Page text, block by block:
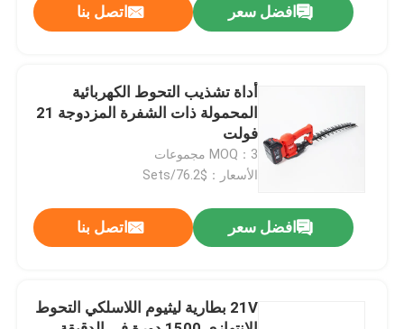
عرض المصنع
اطلب اقتباس
بالمنشار البنزين
افضل سعر اتصل بنا
أداة تشذيب التحوط الكهربائية
المحمولة ذات الشفرة المزدوجة 21
فولت
MOQ：3 مجموعات
الأسعار：$76.2/Sets
افضل سعر اتصل بنا
21V بطارية ليثيوم اللاسلكي التحوط